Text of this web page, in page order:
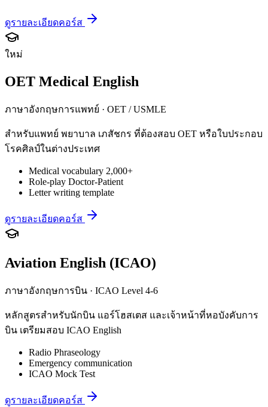
ดูรายละเอียดคอร์ส
ใหม่
OET Medical English
ภาษาอังกฤษการแพทย์ · OET / USMLE
สำหรับแพทย์ พยาบาล เภสัชกร ที่ต้องสอบ OET หรือใบประกอบ
โรคศิลป์ในต่างประเทศ
Medical vocabulary 2,000+
Role-play Doctor-Patient
Letter writing template
ดูรายละเอียดคอร์ส
Aviation English (ICAO)
ภาษาอังกฤษการบิน · ICAO Level 4-6
หลักสูตรสำหรับนักบิน แอร์โฮสเตส และเจ้าหน้าที่หอบังคับการ
บิน เตรียมสอบ ICAO English
Radio Phraseology
Emergency communication
ICAO Mock Test
ดูรายละเอียดคอร์ส